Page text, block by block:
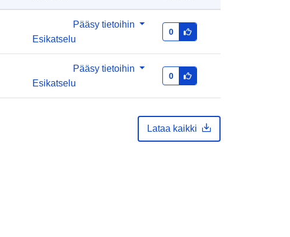
Pääsy tietoihin
Esikatselu
0
Pääsy tietoihin
Esikatselu
0
Lataa kaikki